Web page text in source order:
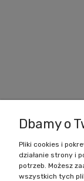
Battlecult | ul.
śląskie | Email:
Dbamy o
Pliki cookies i
działanie strony i
potrzeb. Możesz
wszystkich tych